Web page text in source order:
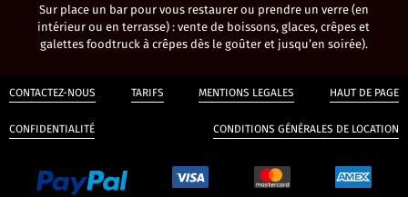
Sur place un bar pour vous restaurer ou prendre un verre (en
intérieur ou en terrasse) : vente de boissons, glaces, crêpes et
galettes foodtruck à crêpes dès le goûter et jusqu’en soirée).
CONTACTEZ-NOUS TARIFS MENTIONS LEGALES HAUT DE PAGE
CONFIDENTIALITÉ CONDITIONS GÉNÉRALES DE LOCATION